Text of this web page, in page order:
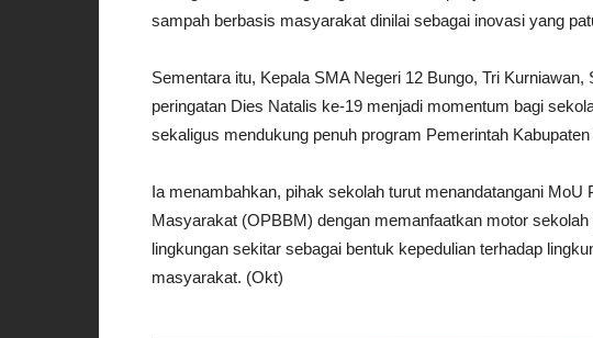
sampah berbasis masyarakat dinilai sebagai inovasi yang
Sementara itu, Kepala SMA Negeri 12 Bungo, Tri
peringatan Dies Natalis ke-19 menjadi momentum bagi
sekaligus mendukung penuh program Pemerintah Kabupaten
Ia menambahkan, pihak sekolah turut menandatangani
Masyarakat (OPBBM) dengan memanfaatkan motor
lingkungan sekitar sebagai bentuk kepedulian terhadap
masyarakat. (Okt)